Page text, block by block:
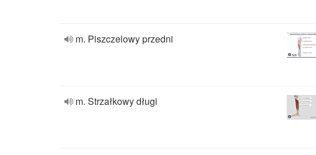
m. Piszczelowy przedni
m. Strzałkowy długi